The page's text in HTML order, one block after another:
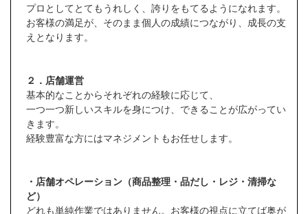
プロとしてとてもうれしく、誇りをもてるようになれます。
お客様の満足が、そのまま個人の成績につながり、成長の支
えとなります。
２．店舗運営
基本的なことからそれぞれの経験に応じて、
一つ一つ新しいスキルを身につけ、できることが広がってい
きます。
経験豊富な方にはマネジメントもお任せします。
・店舗オペレーション（商品整理・品だし・レジ・清掃な
ど）
どれも単純作業ではありません。お客様の視点に立てば奥が